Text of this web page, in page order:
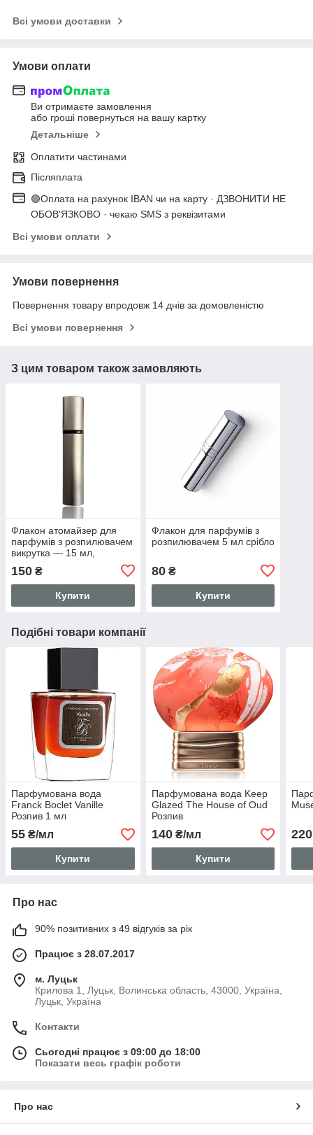
Всі умови доставки
Умови оплати
Ви отримаєте замовлення
або гроші повернуться на вашу картку
Детальніше
Оплатити частинами
Післяплата
🟢Оплата на рахунок IBAN чи на карту · ДЗВОНИТИ НЕ
ОБОВ'ЯЗКОВО · чекаю SMS з реквізитами
Всі умови оплати
Умови повернення
Повернення товару впродовж 14 днів за домовленістю
Всі умови повернення
З цим товаром також замовляють
Флакон атомайзер для
парфумів з розпилювачем
викрутка — 15 мл,
150 ₴
Купити
Флакон для парфумів з
розпилювачем 5 мл срібло
80₴
Купити
Подібні товари компанії
Парфумована вода
Franck Boclet Vanille
Розпив 1 мл
55 ₴/мл
Купити
Парфумована вода Keep
Glazed The House of Oud
Розпив
140₴/мл
Купити
220
Про нас
90% позитивних з 49 відгуків за рік
Працює з 28.07.2017
м. Луцьк
Крилова 1, Луцьк, Волинська область, 43000, Україна,
Луцьк, Україна
Контакти
Сьогодні працює з 09:00 до 18:00
Показати весь графік роботи
Про нас